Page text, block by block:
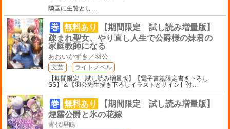
隣国に生贄とし
巻 無料あり
【期間限定 試し読み増量版】
疎まれ聖女、やり直し人生で公爵様の妹君の
家庭教師になる
あおいかずき／羽公
文芸
ライトノベル
【期間限定 試し読み増量版】【電子書籍限定書き下ろし
SS】＆【羽公先生描き下ろしイラストとサイン】付
巻 無料あり
【期間限定 試し読み増量版】
煙霧公爵と氷の花嫁
青代理鶴